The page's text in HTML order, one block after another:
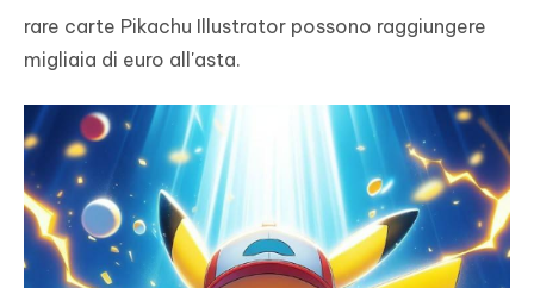
rare carte Pikachu Illustrator possono raggiungere
migliaia di euro all'asta.